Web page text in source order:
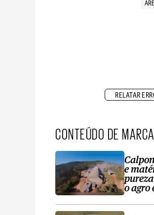
RELATAR
CONTEÚDO DE MARCA
e
o agro